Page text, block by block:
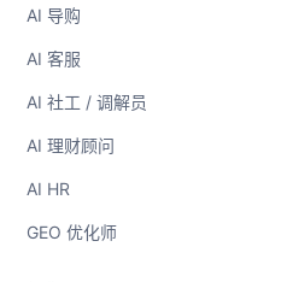
AI 导购
AI 客服
AI 社工 / 调解员
AI 理财顾问
AI HR
GEO 优化师